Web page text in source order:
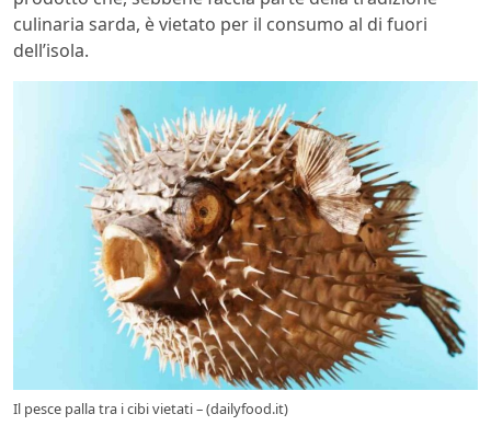
culinaria sarda, è vietato per il consumo al di fuori
dell’isola.
Il pesce palla tra i cibi vietati – (dailyfood.it)